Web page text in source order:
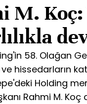
M. Koç:
58. Olağan
hissedarların
Holding
Rahmi M. Koç